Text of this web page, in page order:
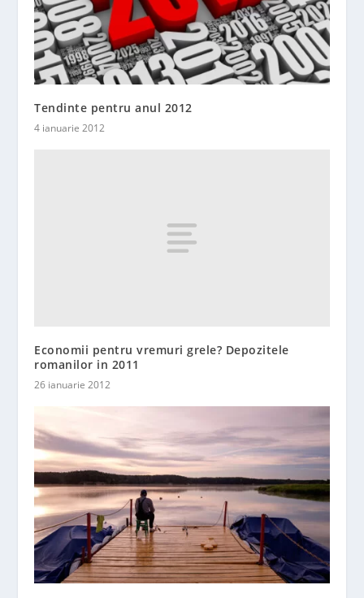
Tendinte pentru anul 2012
4 ianuarie 2012
Economii pentru vremuri grele? Depozitele
romanilor in 2011
26 ianuarie 2012